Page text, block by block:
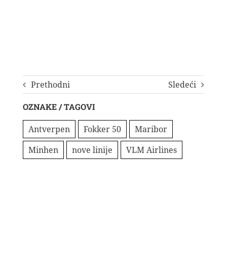
Prethodni Sledeći
OZNAKE / TAGOVI
Antverpen Fokker 50
Maribor
Minhen
nove linije VLM Airlines